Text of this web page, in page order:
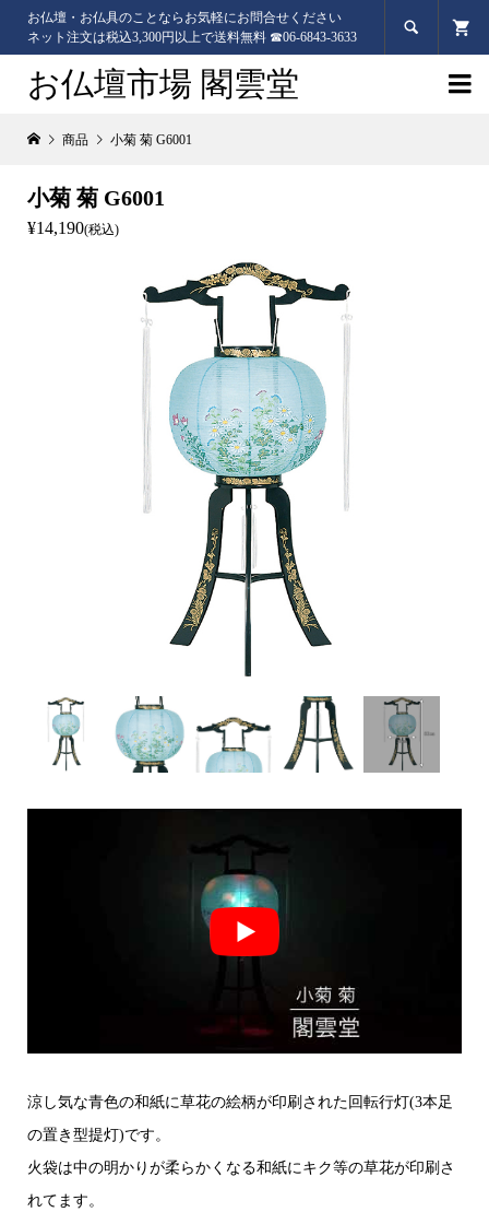
お仏壇・お仏具のことならお気軽にお問合せください
ネット注文は税込3,300円以上で送料無料 ☎06-6843-3633

お仏壇市場 閣雲堂 
商品 小菊 菊 G6001
小菊 菊 G6001
¥14,190(税込)
涼し気な青色の和紙に草花の絵柄が印刷された回転行灯(3本足
の置き型提灯)です。
火袋は中の明かりが柔らかくなる和紙にキク等の草花が印刷さ
れてます。